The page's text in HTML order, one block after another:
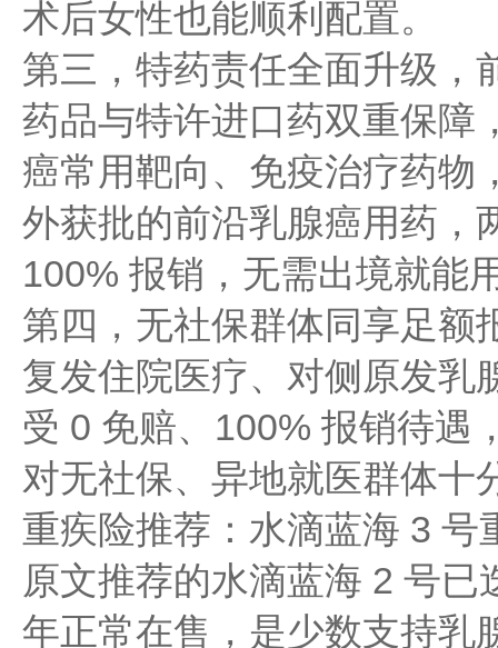
术后女性也能顺利配置。
第三，特药责任全面升级，
药品与特许进口药双重保障
癌常用靶向、免疫治疗药物
外获批的前沿乳腺癌用药，
100% 报销，无需出境就能
第四，无社保群体同享足额
复发住院医疗、对侧原发乳
受 0 免赔、100% 报销待遇
对无社保、异地就医群体十
重疾险推荐：水滴蓝海 3 号
原文推荐的水滴蓝海 2 号
年正常在售，是少数支持乳